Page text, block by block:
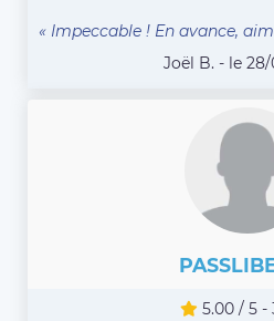
« Impeccable ! En avance,
Joël B. - le
5.00 / 5 -